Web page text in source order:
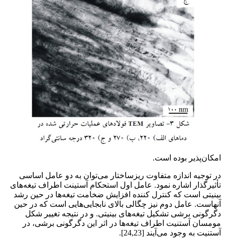
امکان‌پذیر بوده است.
در توجیه اندازه متفاوت ریزساختار می‌توان به دو عامل اساسی
تأثیرگذار اشاره نمود. عامل اول استحکام آستینت اطراف تیغه‌های
بینیتی است که کنترل کننده افزایش ضخامت تیغه‌ها در حین رشد
آنهاست. عامل دوم نیز چگالی بالای نابجایی‌هایی است که در حین
دگرگونی برشی تشکیل تیغه‌های بینیتی. و در نتیجه تغییر شکل
مومسان آستنیت اطراف تیغه‌ها در اثر این دگرگونی برشی، در
آستنیت به وجود می‌آیند [24,23].